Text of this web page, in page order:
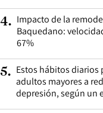
4. Impacto de la
Baquedano:
67%
5. Estos hábitos diarios
adultos mayores a
depresión, según un